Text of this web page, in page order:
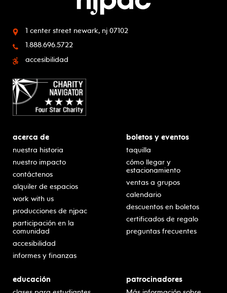
1 center street newark, nj 07102
1.888.696.5722
accesibilidad
acerca de
nuestra historia
nuestro impacto
contáctenos
alquiler de espacios
work with us
producciones de njpac
participación en la
comunidad
accesibilidad
informes y finanzas
boletos y eventos
taquilla
cómo llegar y
estacionamiento
ventas a grupos
calendario
descuentos en boletos
certificados de regalo
preguntas frecuentes
educación patrocinadores